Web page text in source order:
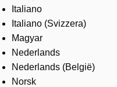
Italiano
Italiano (Svizzera)
Magyar
Nederlands
Nederlands (België)
Norsk